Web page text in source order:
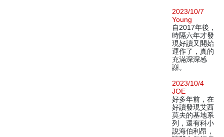
2023/10/7
Young
自2017年後，
時隔六年才發
現好讀又開始
運作了，真的
充滿深深感
謝。
2023/10/4
JOE
好多年前，在
好讀發現艾西
莫夫的基地系
列，還有科小
說海伯利昂，